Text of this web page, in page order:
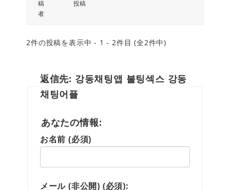
稿
者
投稿
2件の投稿を表示中 - 1 - 2件目 (全2件中)
返信先: 강동채팅앱 불팅섹스 강동
채팅어플
あなたの情報:
お名前 (必須)
メール (非公開) (必須):